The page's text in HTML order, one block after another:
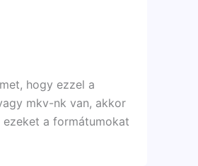
hogy ezzel a
mkv-nk van, akkor
a formátumokat